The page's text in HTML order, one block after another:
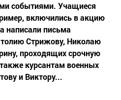
событиями. Учащиеся
включились в акцию
написали письма
Стрижову, Николаю
проходящих срочную
курсантам военных
и Виктору...